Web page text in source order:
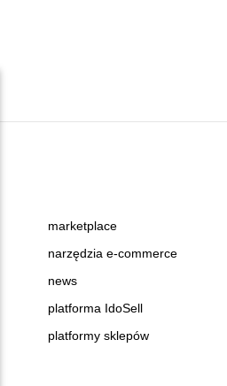
marketplace
narzędzia e-commerce
news
platforma IdoSell
platformy sklepów